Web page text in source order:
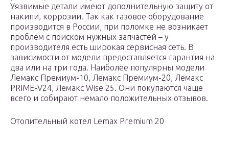
Уязвимые детали имеют дополнительную защиту от
накипи, коррозии. Так как газовое оборудование
производится в России, при поломке не возникает
проблем с поиском нужных запчастей – у
производителя есть широкая сервисная сеть. В
зависимости от модели предоставляется гарантия на
два или на три года. Наиболее популярны модели
Лемакс Премиум-10, Лемакс Премиум-20, Лемакс
PRIME-V24, Лемакс Wise 25. Они покупаются чаще
всего и собирают немало положительных отзывов.
Отопительный котел Lemax Premium 20